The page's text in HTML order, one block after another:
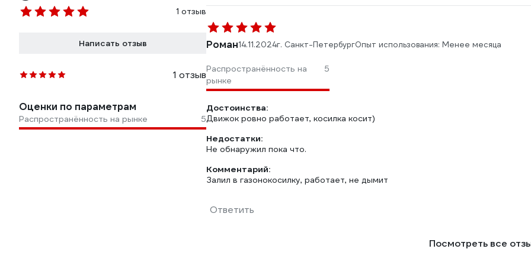
1 отзыв
Написать отзыв
1 отзыв
Оценки по параметрам
Распространённость на рынке 5
Роман14.11.2024г. Санкт-ПетербургОпыт использования: Менее месяца
Распространённость на
рынке
5
Достоинства:
Движок ровно работает, косилка косит)
Недостатки:
Не обнаружил пока что.
Комментарий:
Залил в газонокосилку, работает, не дымит
Ответить
Посмотреть все